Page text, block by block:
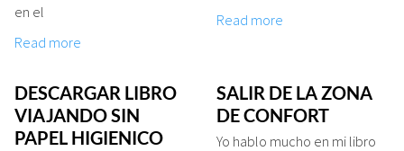
en el
Read more
Read more
DESCARGAR LIBRO
VIAJANDO SIN
PAPEL HIGIENICO
SALIR DE LA ZONA
DE CONFORT
Yo hablo mucho en mi libro